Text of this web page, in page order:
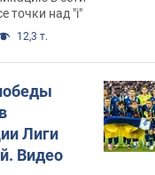
точки над "i"
12,3 т.
Лиги
Видео